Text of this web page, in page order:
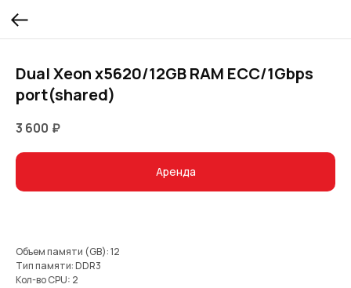
Dual Xeon x5620/12GB RAM ECC/1Gbps
port(shared)
3 600 ₽
Аренда
Объем памяти (GB): 12
Тип памяти: DDR3
Кол-во CPU: 2